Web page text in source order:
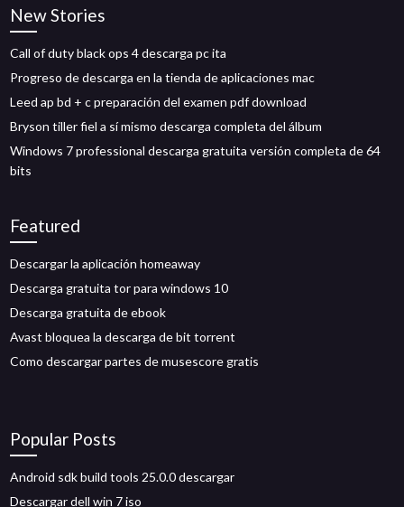
New Stories
Call of duty black ops 4 descarga pc ita
Progreso de descarga en la tienda de aplicaciones mac
Leed ap bd + c preparación del examen pdf download
Bryson tiller fiel a sí mismo descarga completa del álbum
Windows 7 professional descarga gratuita versión completa de 64
bits
Featured
Descargar la aplicación homeaway
Descarga gratuita tor para windows 10
Descarga gratuita de ebook
Avast bloquea la descarga de bit torrent
Como descargar partes de musescore gratis
Popular Posts
Android sdk build tools 25.0.0 descargar
Descargar dell win 7 iso